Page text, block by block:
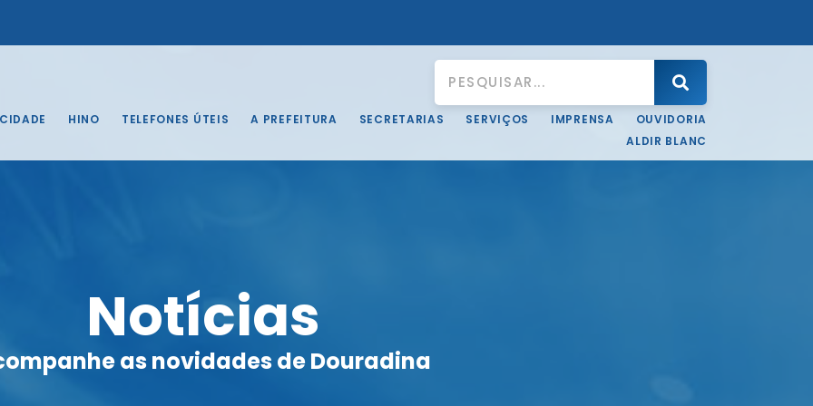
HINO TELEFONES ÚTEIS A PREFEITURA SECRETARIAS SERVIÇOS IMPRENSA
OUVIDORIA
ALDIR BLANC
Notícias
as novidades de Douradina